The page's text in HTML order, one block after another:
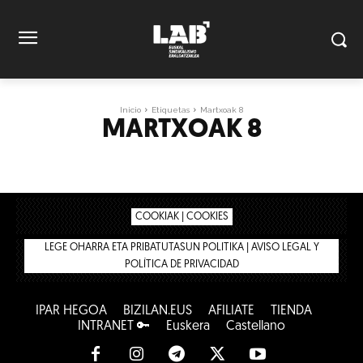
Inicio Etiquetas Martxoak 8
MARTXOAK 8
COOKIAK | COOKIES
LEGE OHARRA ETA PRIBATUTASUN POLITIKA | AVISO LEGAL Y
POLÍTICA DE PRIVACIDAD
IPAR HEGOA BIZILAN.EUS AFÍLIATE
TIENDA
INTRANET 🔑
Euskera Castellano